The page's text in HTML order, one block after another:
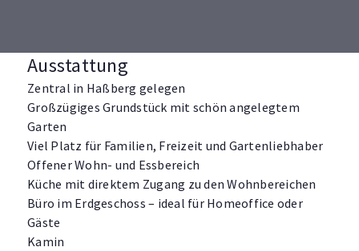
Ausstattung
Zentral in Haßberg gelegen
Großzügiges Grundstück mit schön angelegtem
Garten
Viel Platz für Familien, Freizeit und Gartenliebhaber
Offener Wohn- und Essbereich
Küche mit direktem Zugang zu den Wohnbereichen
Büro im Erdgeschoss – ideal für Homeoffice oder
Gäste
Kamin